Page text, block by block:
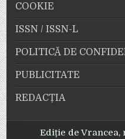
COOKIE
ISSN / ISSN-L
POLITICĂ DE
PUBLICITATE
REDACȚIA
Ediție de Vrancea,